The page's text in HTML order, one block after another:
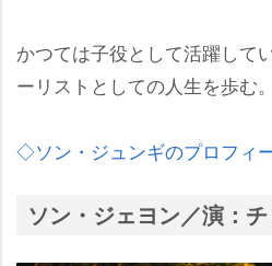
かつては子役として活躍して
ーリストとしての人生を歩む。
◇ソン・ジュンギのプロフィ
ソン・ジェヨン／演：